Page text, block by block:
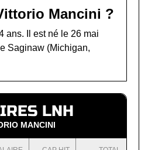
Mancini ?
ans. Il est né le 26 mai
Saginaw (Michigan,
LNH
MANCINI